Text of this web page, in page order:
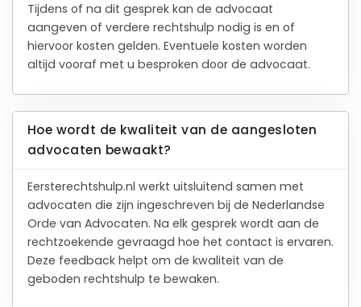
Tijdens of na dit gesprek kan de advocaat
aangeven of verdere rechtshulp nodig is en of
hiervoor kosten gelden. Eventuele kosten worden
altijd vooraf met u besproken door de advocaat.
Hoe wordt de kwaliteit van de aangesloten
advocaten bewaakt?
Eersterechtshulp.nl werkt uitsluitend samen met
advocaten die zijn ingeschreven bij de Nederlandse
Orde van Advocaten. Na elk gesprek wordt aan de
rechtzoekende gevraagd hoe het contact is ervaren.
Deze feedback helpt om de kwaliteit van de
geboden rechtshulp te bewaken.